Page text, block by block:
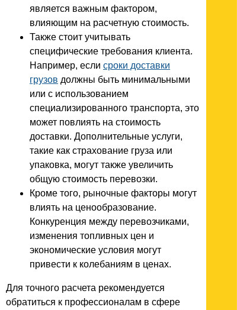
является важным фактором,
влияющим на расчетную стоимость.
Также стоит учитывать
специфические требования клиента.
Например, если сроки доставки
грузов должны быть минимальными
или с использованием
специализированного транспорта, это
может повлиять на стоимость
доставки. Дополнительные услуги,
такие как страхование груза или
упаковка, могут также увеличить
общую стоимость перевозки.
Кроме того, рыночные факторы могут
влиять на ценообразование.
Конкуренция между перевозчиками,
изменения топливных цен и
экономические условия могут
привести к колебаниям в ценах.
Для точного расчета рекомендуется
обратиться к профессионалам в сфере